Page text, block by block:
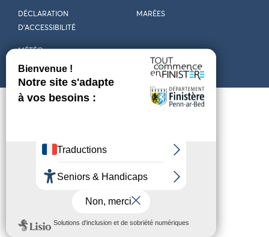
DÉCLARATION
D’ACCESSIBILITÉ
MARÉES
MÉTÉO